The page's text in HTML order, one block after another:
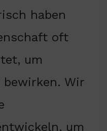
haben
oft
um
bewirken. Wir
um